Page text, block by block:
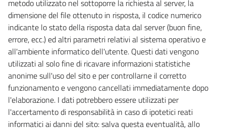
metodo utilizzato nel sottoporre la richiesta al server, la
dimensione del file ottenuto in risposta, il codice numerico
indicante lo stato della risposta data dal server (buon fine,
errore, ecc.) ed altri parametri relativi al sistema operativo e
all'ambiente informatico dell'utente. Questi dati vengono
utilizzati al solo fine di ricavare informazioni statistiche
anonime sull'uso del sito e per controllarne il corretto
funzionamento e vengono cancellati immediatamente dopo
l'elaborazione. I dati potrebbero essere utilizzati per
l'accertamento di responsabilità in caso di ipotetici reati
informatici ai danni del sito: salva questa eventualità, allo